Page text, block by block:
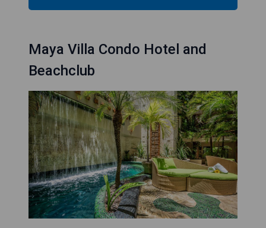
Maya Villa Condo Hotel and
Beachclub